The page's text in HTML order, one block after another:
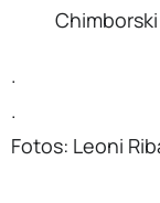
.
.
Fotos: Leoni